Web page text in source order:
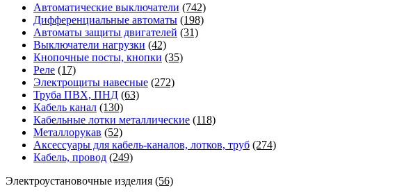
Автоматические выключатели (742)
Дифференциальные автоматы (198)
Автоматы защиты двигателей (31)
Выключатели нагрузки (42)
Кнопочные посты, кнопки (35)
Реле (17)
Электрощиты навесные (272)
Труба ПВХ, ПНД (63)
Кабель канал (130)
Кабельные лотки металлические (118)
Металлорукав (52)
Аксессуары для кабель-каналов, лотков, труб (274)
Кабель, провод (249)
Электроустановочные изделия (56)